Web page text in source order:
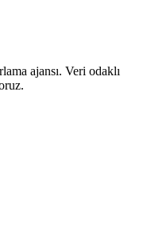
ajansı. Veri odaklı